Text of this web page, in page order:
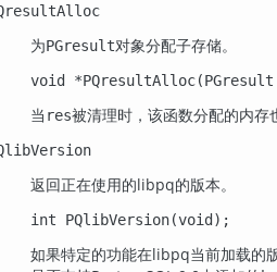
为PGresult对象分配子存储。
void
当 res被清理时，该函数分配的内存
返回正在使用的libpq的版本。
int PQlibVersion(void);
如果特定的功能在libpq当前加载的